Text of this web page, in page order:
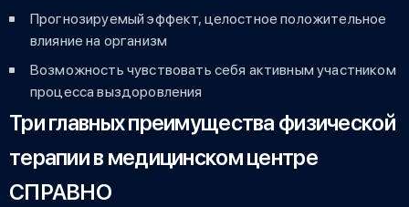
Прогнозируемый эффект, целостное положительное
влияние на организм
Возможность чувствовать себя активным участником
процесса выздоровления
Три главных преимущества физической
терапии в медицинском центре
СПРАВНО